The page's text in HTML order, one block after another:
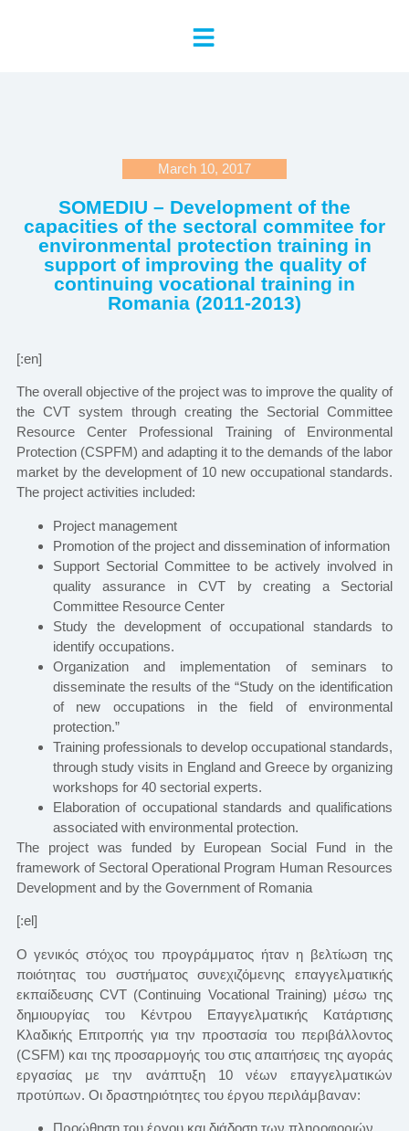
March 10, 2017
SOMEDIU – Development of the
capacities of the sectoral commitee for
environmental protection training in
support of improving the quality of
continuing vocational training in
Romania (2011-2013)
[:en]
The overall objective of the project was to improve the quality of
the CVT system through creating the Sectorial Committee
Resource Center Professional Training of Environmental
Protection (CSPFM) and adapting it to the demands of the labor
market by the development of 10 new occupational standards.
The project activities included:
Project management
Promotion of the project and dissemination of information
Support Sectorial Committee to be actively involved in
quality assurance in CVT by creating a Sectorial
Committee Resource Center
Study the development of occupational standards to
identify occupations.
Organization and implementation of seminars to
disseminate the results of the “Study on the identification
of new occupations in the field of environmental
protection.”
Training professionals to develop occupational standards,
through study visits in England and Greece by organizing
workshops for 40 sectorial experts.
Elaboration of occupational standards and qualifications
associated with environmental protection.
The project was funded by European Social Fund in the
framework of Sectoral Operational Program Human Resources
Development and by the Government of Romania
[:el]
Ο γενικός στόχος του προγράμματος ήταν η βελτίωση της
ποιότητας του συστήματος συνεχιζόμενης επαγγελματικής
εκπαίδευσης CVT (Continuing Vocational Training) μέσω της
δημιουργίας τoυ Κέντρου Επαγγελματικής Κατάρτισης
Κλαδικής Επιτροπής για την προστασία του περιβάλλοντος
(CSFM) και της προσαρμογής του στις απαιτήσεις της αγοράς
εργασίας με την ανάπτυξη 10 νέων επαγγελματικών
προτύπων. Οι δραστηριότητες του έργου περιλάμβαναν:
Προώθηση του έργου και διάδοση των πληροφοριών